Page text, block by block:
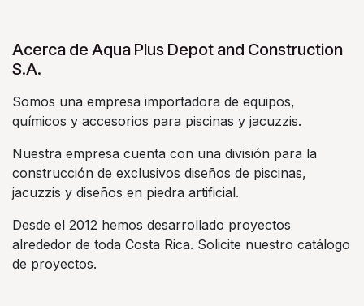
Acerca de Aqua Plus Depot and Construction
S.A.
Somos una empresa importadora de equipos,
químicos y accesorios para piscinas y jacuzzis.
Nuestra empresa cuenta con una división para la
construcción de exclusivos diseños de piscinas,
jacuzzis y diseños en piedra artificial.
Desde el 2012 hemos desarrollado proyectos
alrededor de toda Costa Rica. Solicite nuestro catálogo
de proyectos.